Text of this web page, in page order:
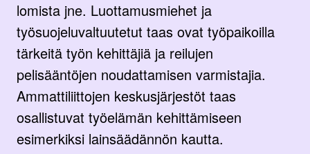
lomista jne. Luottamusmiehet ja
työsuojeluvaltuutetut taas ovat työpaikoilla
tärkeitä työn kehittäjiä ja reilujen
pelisääntöjen noudattamisen varmistajia.
Ammattiliittojen keskusjärjestöt taas
osallistuvat työelämän kehittämiseen
esimerkiksi lainsäädännön kautta.